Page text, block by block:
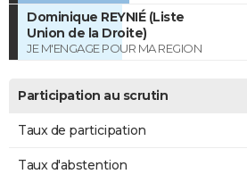
Dominique REYNIÉ (Liste
Union de la Droite)
JE M'ENGAGE POUR MA REGION
Participation au scrutin
Taux de participation
Taux d'abstention